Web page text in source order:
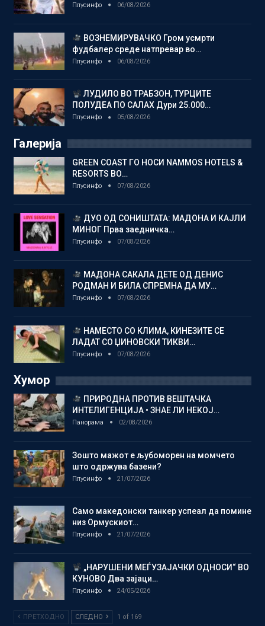
Плусинфо 06/08/2026
ВОЗНЕМИРУВАЧКО Гром усмрти
фудбалер среде натпревар во…
Плусинфо 06/08/2026
ЛУДИЛО ВО ТРАБЗОН, ТУРЦИТЕ
ПОЛУДЕА ПО САЛАХ Дури 25.000…
Плусинфо 05/08/2026
Галерија
GREEN COAST ГО НОСИ NAMMOS HOTELS &
RESORTS ВО…
Плусинфо 07/08/2026
ДУО ОД СОНИШТАТА: МАДОНА И КАЈЛИ
МИНОГ Прва заедничка…
Плусинфо 07/08/2026
МАДОНА САКАЛА ДЕТЕ ОД ДЕНИС
РОДМАН И БИЛА СПРЕМНА ДА МУ…
Плусинфо 07/08/2026
НАМЕСТО СО КЛИМА, КИНЕЗИТЕ СЕ
ЛАДАТ СО ЏИНОВСКИ ТИКВИ…
Плусинфо 07/08/2026
Хумор
ПРИРОДНА ПРОТИВ ВЕШТАЧКА
ИНТЕЛИГЕНЦИЈА • ЗНАЕ ЛИ НЕКОЈ…
Панорама 02/08/2026
Зошто мажот е љубоморен на момчето
што одржува базени?
Плусинфо 21/07/2026
Само македонски танкер успеал да помине
низ Ормускиот…
Плусинфо 21/07/2026
„НАРУШЕНИ МЕЃУЗАЈАЧКИ ОДНОСИ“ ВО
КУНОВО Два зајаци…
Плусинфо 24/05/2026
ПРЕТХОДНО СЛЕДНО 1 of 169